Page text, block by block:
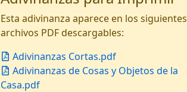
Esta adivinanza aparece en los siguientes
archivos PDF descargables:
Adivinanzas Cortas.pdf
Adivinanzas de Cosas y Objetos de la
Casa.pdf